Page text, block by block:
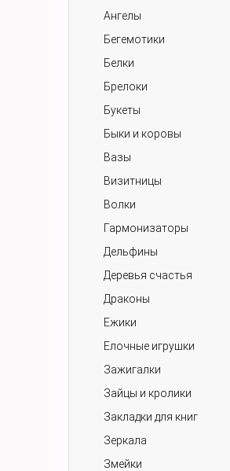
Ангелы
Бегемотики
Белки
Брелоки
Букеты
Быки и коровы
Вазы
Визитницы
Волки
Гармонизаторы
Дельфины
Деревья счастья
Драконы
Ежики
Елочные игрушки
Зажигалки
Зайцы и кролики
Закладки для книг
Зеркала
Змейки